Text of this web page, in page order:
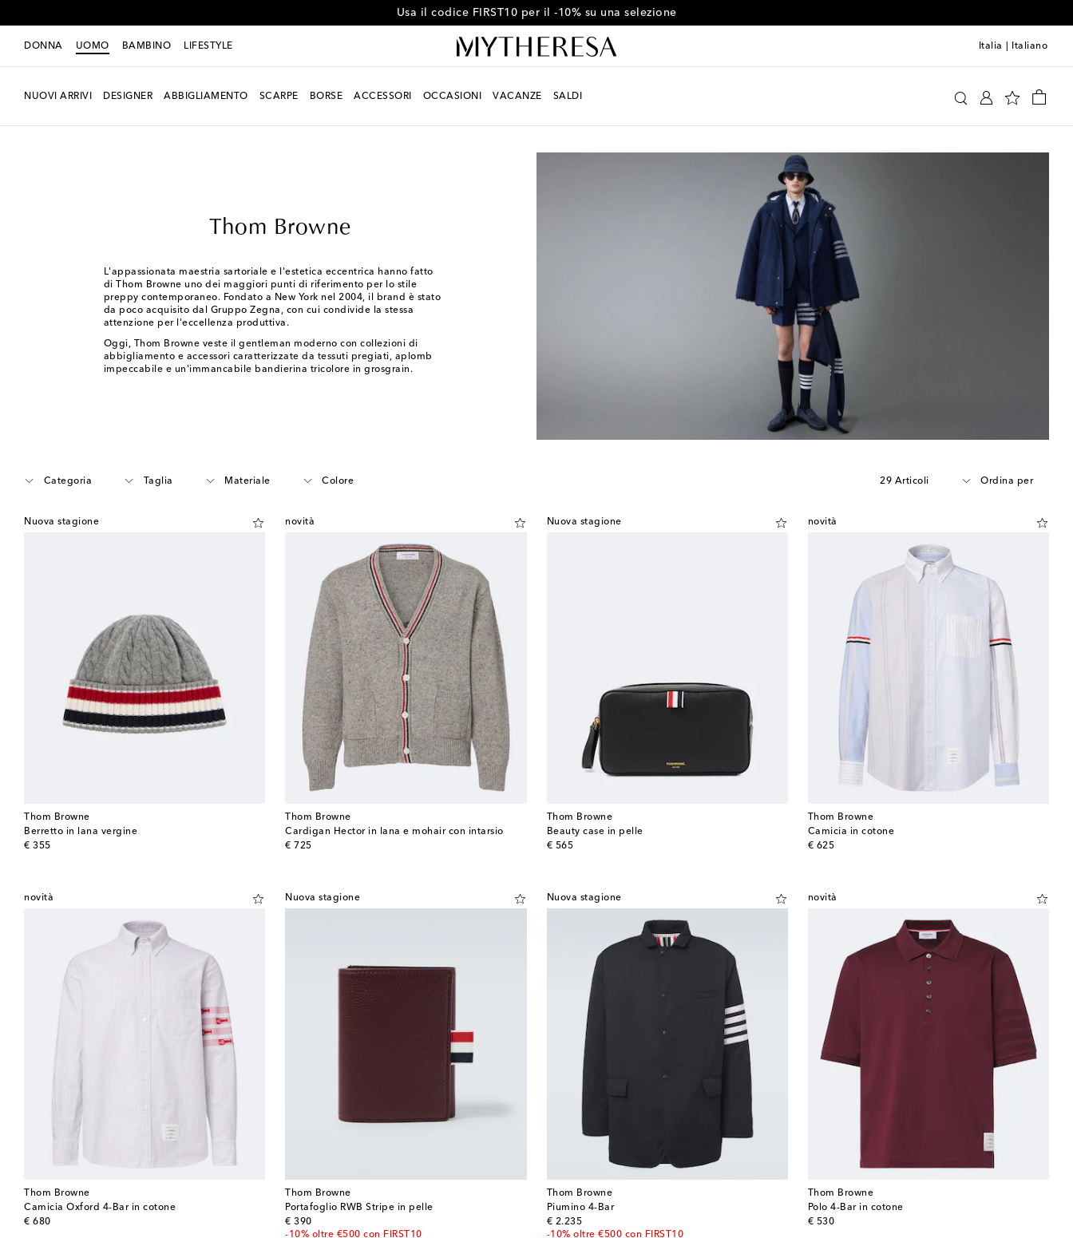
Ottieni il -10% sul tuo primo ordine oltre €500
DONNA UOMO BAMBINO LIFESTYLE Italia Italiano
NUOVI ARRIVI DESIGNER ABBIGLIAMENTO SCARPE BORSE ACCESSORI OCCASIONI VACANZE SALDI
Thom Browne
L'appassionata maestria sartoriale e l'estetica eccentrica hanno fatto
di Thom Browne uno dei maggiori punti di riferimento per lo stile
preppy contemporaneo. Fondato a New York nel 2004, il brand è stato
da poco acquisito dal Gruppo Zegna, con cui condivide la stessa
attenzione per l'eccellenza produttiva.
Oggi, Thom Browne veste il gentleman moderno con collezioni di
abbigliamento e accessori caratterizzate da tessuti pregiati, aplomb
impeccabile e un'immancabile bandierina tricolore in grosgrain.
Categoria Taglia Materiale Colore 29 Articoli Ordina per
Nuova stagione
Thom Browne
Berretto in lana vergine
€ 355
original price
novità
Thom Browne
Cardigan Hector in lana e mohair con intarsio
€ 725
original price
Nuova stagione
Thom Browne
Beauty case in pelle
€ 565
original price
novità
Thom Browne
Camicia in cotone
€ 625
original price
novità
Thom Browne
Camicia Oxford 4-Bar in cotone
€ 680
original price
Nuova stagione
Thom Browne
Portafoglio RWB Stripe in pelle
€ 390
original price
-10% oltre €500 con FIRST10
Nuova stagione
Thom Browne
Piumino 4-Bar
€ 2.235
original price
-10% oltre €500 con FIRST10
novità
Thom Browne
Polo 4-Bar in cotone
€ 530
original price